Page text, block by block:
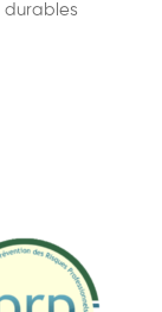
durables